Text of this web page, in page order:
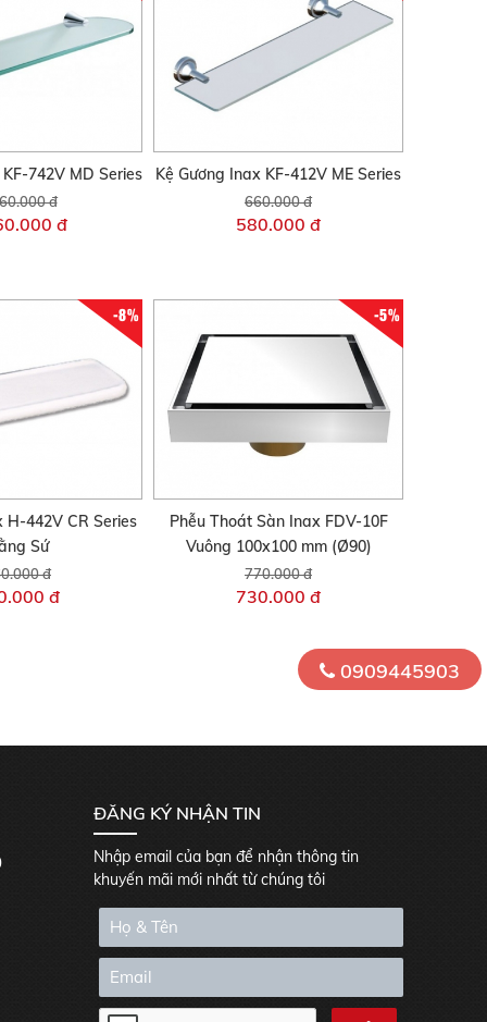
742V MD Series
đ
đ
Kệ Gương Inax KF-412V ME Series
660.000 đ
580.000 đ
-8%
H-442V CR Series
Sứ
đ
đ
-5%
Phễu Thoát Sàn Inax FDV-10F
Vuông 100x100 mm (Ø90)
770.000 đ
730.000 đ
ĐĂNG KÝ NHẬN TIN
Nhập email của bạn để nhận thông tin
khuyến mãi mới nhất từ chúng tôi
0909445903